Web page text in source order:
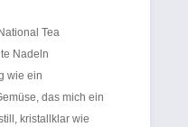
Tea
Nadeln
wie ein
das mich ein
kristallklar wie